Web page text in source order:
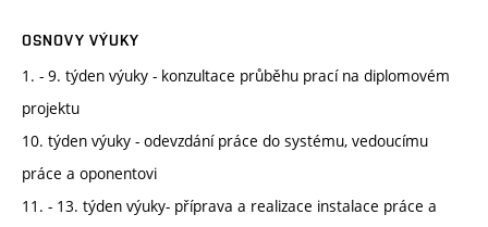
OSNOVY VÝUKY
1. - 9. týden výuky - konzultace průběhu prací na diplomovém
projektu
10. týden výuky - odevzdání práce do systému, vedoucímu
práce a oponentovi
11. - 13. týden výuky- příprava a realizace instalace práce a